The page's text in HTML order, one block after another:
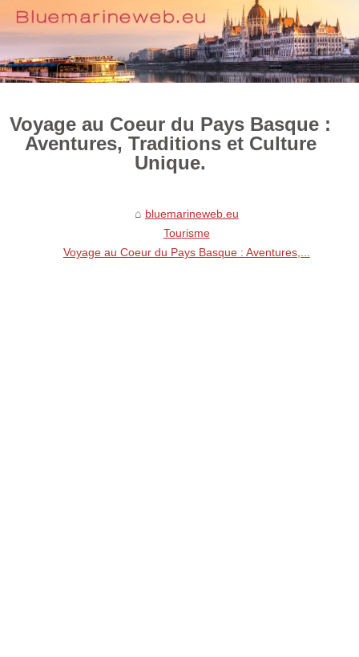
Voyage au Coeur du Pays Basque :
Aventures, Traditions et Culture
Unique.
bluemarineweb.eu
Tourisme
Voyage au Coeur du Pays Basque : Aventures,...